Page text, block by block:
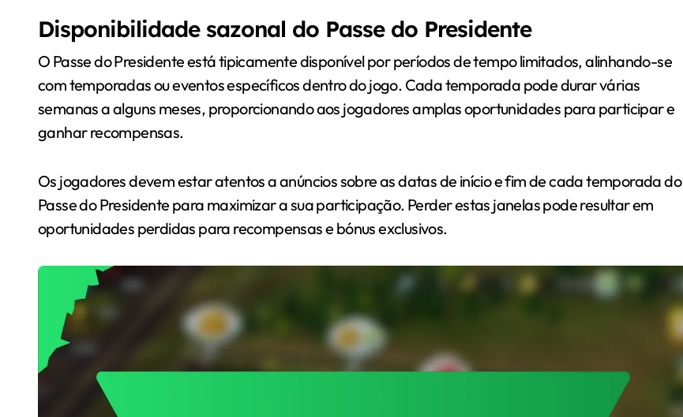
Disponibilidade sazonal do Passe do Presidente
O Passe do Presidente está tipicamente disponível por períodos de tempo limitados, alinhando-se
com temporadas ou eventos específicos dentro do jogo. Cada temporada pode durar várias
semanas a alguns meses, proporcionando aos jogadores amplas oportunidades para participar e
ganhar recompensas.
Os jogadores devem estar atentos a anúncios sobre as datas de início e fim de cada temporada do
Passe do Presidente para maximizar a sua participação. Perder estas janelas pode resultar em
oportunidades perdidas para recompensas e bónus exclusivos.